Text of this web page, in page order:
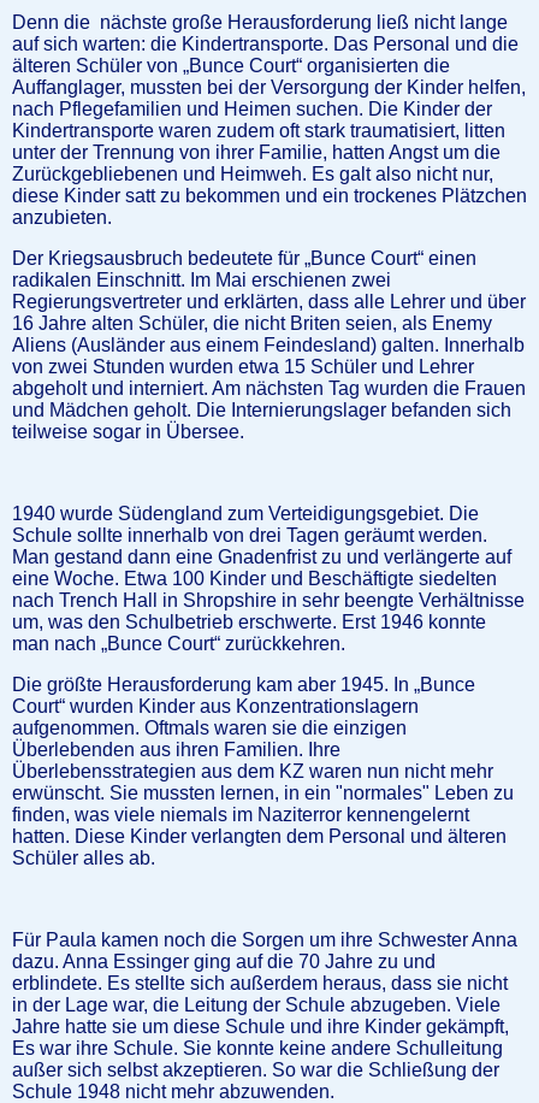
Denn die nächste große Herausforderung ließ nicht lange
auf sich warten: die Kindertransporte. Das Personal und die
älteren Schüler von „Bunce Court“ organisierten die
Auffanglager, mussten bei der Versorgung der Kinder helfen,
nach Pflegefamilien und Heimen suchen. Die Kinder der
Kindertransporte waren zudem oft stark traumatisiert, litten
unter der Trennung von ihrer Familie, hatten Angst um die
Zurückgebliebenen und Heimweh. Es galt also nicht nur,
diese Kinder satt zu bekommen und ein trockenes Plätzchen
anzubieten.
Der Kriegsausbruch bedeutete für „Bunce Court“ einen
radikalen Einschnitt. Im Mai erschienen zwei
Regierungsvertreter und erklärten, dass alle Lehrer und über
16 Jahre alten Schüler, die nicht Briten seien, als Enemy
Aliens (Ausländer aus einem Feindesland) galten. Innerhalb
von zwei Stunden wurden etwa 15 Schüler und Lehrer
abgeholt und interniert. Am nächsten Tag wurden die Frauen
und Mädchen geholt. Die Internierungslager befanden sich
teilweise sogar in Übersee.
1940 wurde Südengland zum Verteidigungsgebiet. Die
Schule sollte innerhalb von drei Tagen geräumt werden.
Man gestand dann eine Gnadenfrist zu und verlängerte auf
eine Woche. Etwa 100 Kinder und Beschäftigte siedelten
nach Trench Hall in Shropshire in sehr beengte Verhältnisse
um, was den Schulbetrieb erschwerte. Erst 1946 konnte
man nach „Bunce Court“ zurückkehren.
Die größte Herausforderung kam aber 1945. In „Bunce
Court“ wurden Kinder aus Konzentrationslagern
aufgenommen. Oftmals waren sie die einzigen
Überlebenden aus ihren Familien. Ihre
Überlebensstrategien aus dem KZ waren nun nicht mehr
erwünscht. Sie mussten lernen, in ein "normales" Leben zu
finden, was viele niemals im Naziterror kennengelernt
hatten. Diese Kinder verlangten dem Personal und älteren
Schüler alles ab.
Für Paula kamen noch die Sorgen um ihre Schwester Anna
dazu. Anna Essinger ging auf die 70 Jahre zu und
erblindete. Es stellte sich außerdem heraus, dass sie nicht
in der Lage war, die Leitung der Schule abzugeben. Viele
Jahre hatte sie um diese Schule und ihre Kinder gekämpft,
Es war ihre Schule. Sie konnte keine andere Schulleitung
außer sich selbst akzeptieren. So war die Schließung der
Schule 1948 nicht mehr abzuwenden.